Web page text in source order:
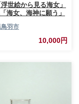
世絵から見る海女」
海女、海神に願う」
羽市
10,000円